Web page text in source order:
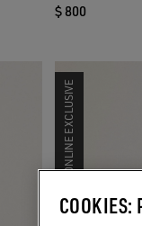
$ 800
ONLINE EXCLUSIVE
COOKIES: